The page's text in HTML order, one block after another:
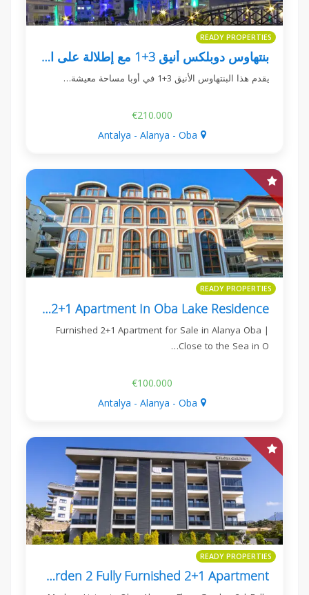
READY PROPERTIES
بنتهاوس دوبلكس أنيق 3+1 مع إطلالة على البحر في أوبا
يقدم هذا البنتهاوس الأنيق 3+1 في أوبا مساحة معيشة…
€210.000
Antalya - Alanya - Oba
READY PROPERTIES
Furnished 2+1 Apartment In Oba Lake Residence
Furnished 2+1 Apartment for Sale in Alanya Oba |
Close to the Sea in O…
€100.000
Antalya - Alanya - Oba
READY PROPERTIES
Flora Garden 2 Fully Furnished 2+1 Apartment